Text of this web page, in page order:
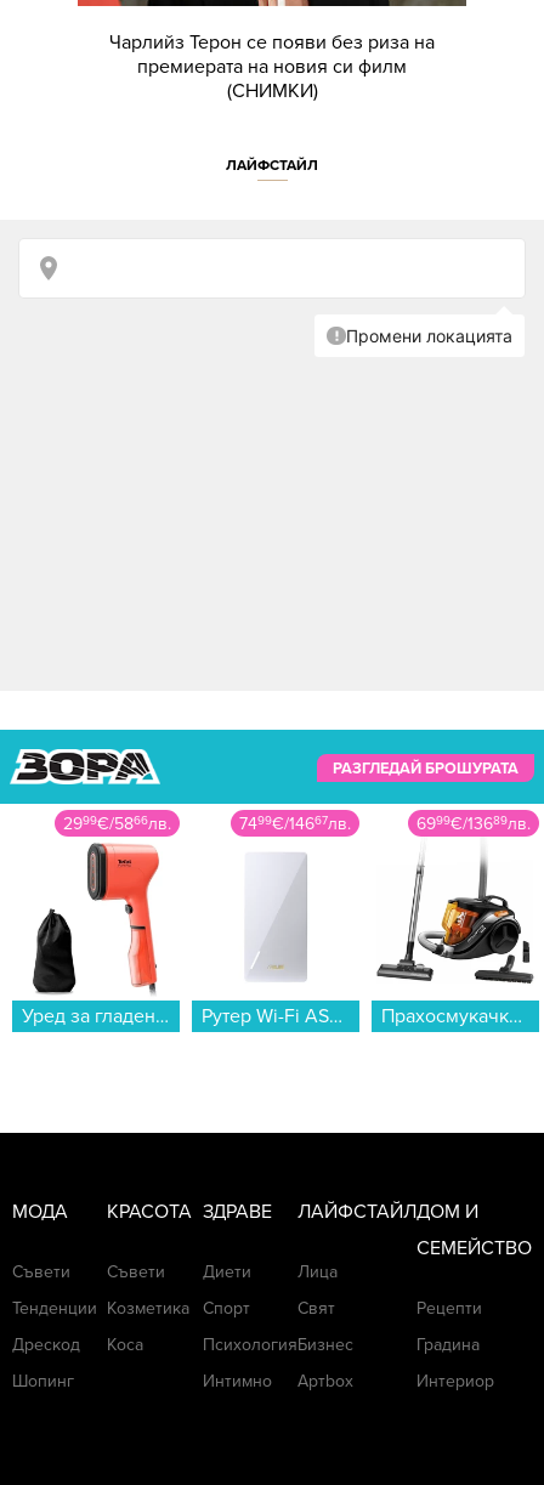
Чарлийз Терон се появи без риза на
премиерата на новия си филм
(СНИМКИ)
ЛАЙФСТАЙЛ
РАЗГЛЕДАЙ БРОШУРАТА
2999€/5866лв.
Уред за гладене с пара Tefal DT2022E1...
7499€/14667лв.
Рутер Wi-Fi ASUS Range Extender RP-BE58, BE3600, Dual Band...
6999€/13689лв.
Прахосмукачка Rowenta RO3753EA...
МОДА
Съвети
Тенденции
Дрескод
Шопинг
КРАСОТА
Съвети
Козметика
Коса
ЗДРАВЕ
Диети
Спорт
Психология
Интимно
ЛАЙФСТАЙЛ
Лица
Свят
Бизнес
Артbox
ДОМ И
СЕМЕЙСТВО
Рецепти
Градина
Интериор